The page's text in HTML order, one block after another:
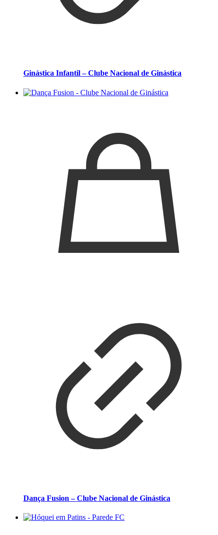
Ginástica Infantil – Clube Nacional de Ginástica
Dança Fusion – Clube Nacional de Ginástica